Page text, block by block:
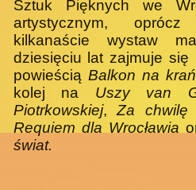
Sztuk Pięknych we
artystycznym,
kilkanaście wystaw
dziesięciu lat zajmuje się
powieścią Balkon na
kolej na Uszy van
Piotrkowskiej,Za chwilę
Requiem dla Wrocławia
świat.